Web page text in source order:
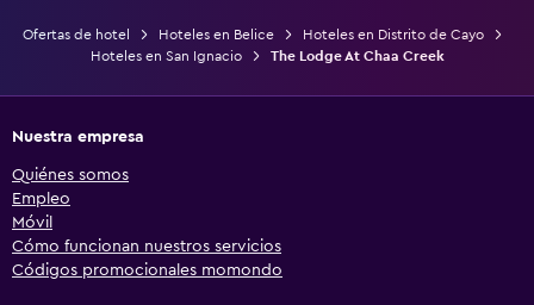
Ofertas de hotel Hoteles en Belice
Hoteles en Distrito de Cayo
Hoteles en San Ignacio
The Lodge At Chaa Creek
Nuestra empresa
Quiénes somos
Empleo
Móvil
Cómo funcionan nuestros servicios
Códigos promocionales momondo